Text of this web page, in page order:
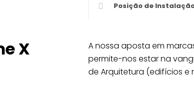
Posição de
X
A nossa aposta em
permite-nos estar na
de Arquitetura (edifícios e